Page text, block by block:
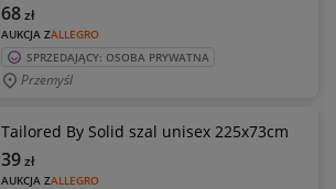
AUKCJA ZALLEGRO
68zł
SPRZEDAJĄCY: OSOBA PRYWATNA
Przemyśl
Tailored By Solid szal unisex 225x73cm
AUKCJA ZALLEGRO
39zł